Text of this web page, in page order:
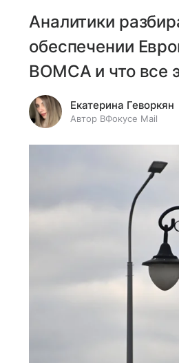
Аналитики
обеспечении
BOMCA и что все
Екатерина Геворкян
Автор ВФокусе Mail